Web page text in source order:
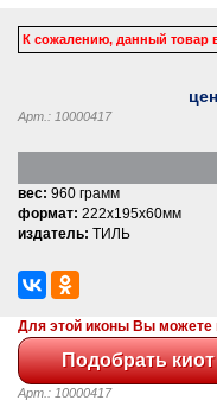
К сожалению, данный товар
Арт.: 10000417
вес: 960 грамм
формат: 222x195x60мм
издатель: ТИЛЬ
Для этой иконы Вы можете
Арт.: 10000417